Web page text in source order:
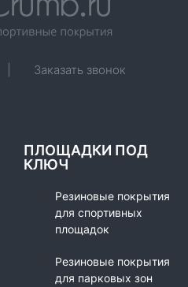
Заказать звонок
ПЛОЩАДКИ ПОД
КЛЮЧ
Резиновые покрытия
для спортивных
площадок
Резиновые покрытия
для парковых зон